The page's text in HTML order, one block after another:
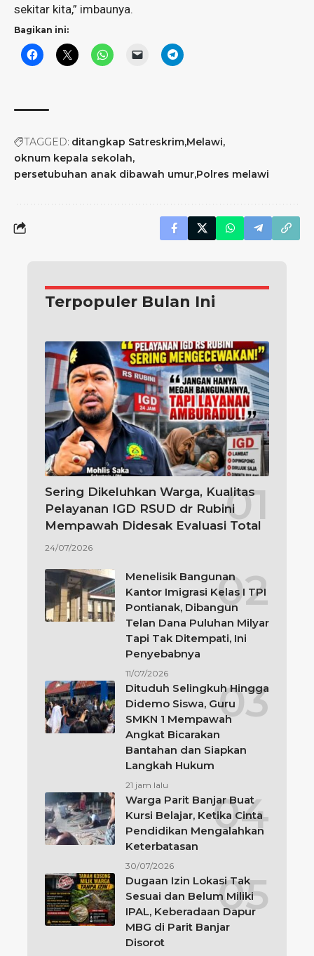
sekitar kita,” imbaunya.
Bagikan ini:
TAGGED: ditangkap Satreskrim Melawi
oknum kepala sekolah
persetubuhan anak dibawah umur Polres melawi
Terpopuler Bulan Ini
Sering Dikeluhkan Warga, Kualitas
Pelayanan IGD RSUD dr Rubini
Mempawah Didesak Evaluasi Total
24/07/2026
Menelisik Bangunan
Kantor Imigrasi Kelas I TPI
Pontianak, Dibangun
Telan Dana Puluhan Milyar
Tapi Tak Ditempati, Ini
Penyebabnya
11/07/2026
Dituduh Selingkuh Hingga
Didemo Siswa, Guru
SMKN 1 Mempawah
Angkat Bicarakan
Bantahan dan Siapkan
Langkah Hukum
21 jam lalu
Warga Parit Banjar Buat
Kursi Belajar, Ketika Cinta
Pendidikan Mengalahkan
Keterbatasan
30/07/2026
Dugaan Izin Lokasi Tak
Sesuai dan Belum Miliki
IPAL, Keberadaan Dapur
MBG di Parit Banjar
Disorot